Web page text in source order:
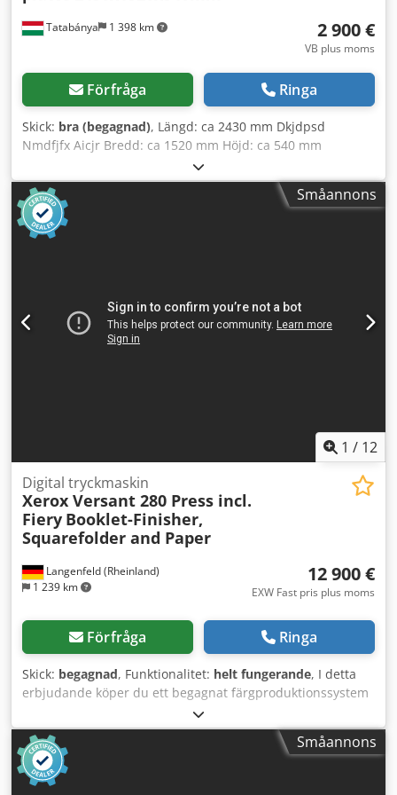
Tatabánya 1 398 km 2 900 €
VB plus moms
Förfråga Ringa
Skick: bra (begagnad), Längd: ca 2430 mm Dkjdpsd
Nmdfjfx Aicjr Bredd: ca 1520 mm Höjd: ca 540 mm
Småannons
1 / 12
Langenfeld (Rheinland)
1 239 km
Digital tryckmaskin
Xerox Versant 280 Press incl.
Fiery Booklet-Finisher,
Squarefolder and Paper
12 900 €
EXW Fast pris plus moms
Förfråga Ringa
Skick: begagnad, Funktionalitet: helt fungerande, I detta
erbjudande köper du ett begagnat färgproduktionssystem
"Xerox Versant 280" Försäljningsobjekt: 1 x Xerox Versant
280 med följande utrustning: inkl. Fiery NX Pro Server (EX
280) inkl. Booklet Finisher A-GW03/A-GW06/A-FN13/ inkl.
Paper Deck A-CF06 med hög kapacitet Passar inte
utrustningen? Det är inget problem att konfigurera
Småannons